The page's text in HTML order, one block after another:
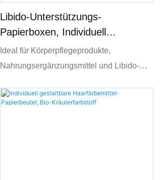
Libido-Unterstützungs-
Papierboxen, Individuell
Bedruckte Körperpflegeprodukte
Ideal für Körperpflegeprodukte,
Nahrungsergänzungsmittel und Libido-
Vollfarbdruckmöglichkeiten zur